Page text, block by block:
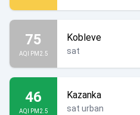
75
AQI PM2.5
Kobleve
sat
46
AQI PM2.5
Kazanka
sat urban